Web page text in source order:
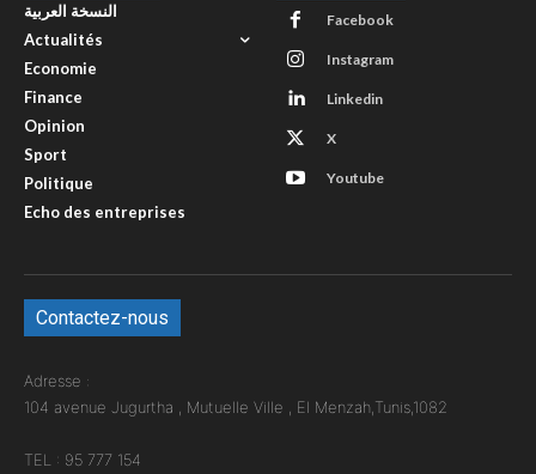
النسخة العربية
Actualités
Economie
Finance
Opinion
Sport
Politique
Echo des entreprises
Facebook
Instagram
Linkedin
X
Youtube
Contactez-nous
Adresse :
104 avenue Jugurtha , Mutuelle Ville , El Menzah,Tunis,1082
TEL : 95 777 154